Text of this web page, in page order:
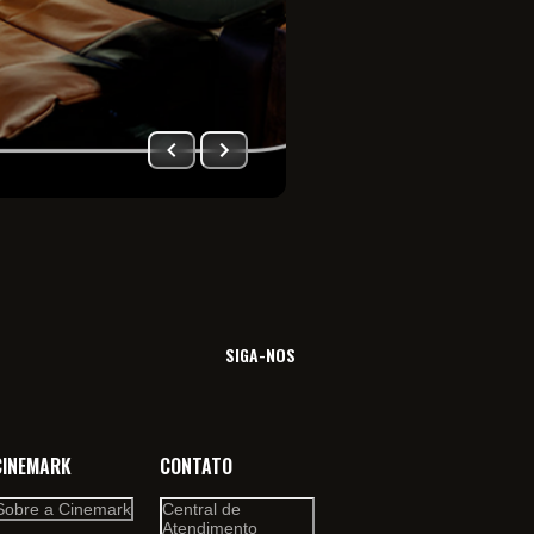
SIGA-NOS
a Cinemark
CONTATO
Central de
Atendimento